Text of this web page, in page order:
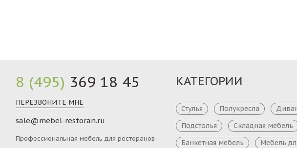
8 (495) 369 18 45
ПЕРЕЗВОНИТЕ МНЕ
sale@mebel-restoran.ru
Профессиональная мебель для ресторанов
КАТЕГОРИИ
Стулья Полукресла
Подстолья
Складная мебель
Банкетная мебель
Мебель